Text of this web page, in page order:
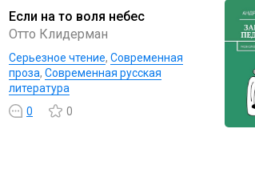
Если на то воля небес
Отто Клидерман
Серьезное чтение, Современная
проза, Современная русская
литература
0
0